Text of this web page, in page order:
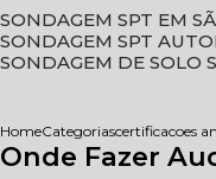
SONDAGEM SPT EM
SONDAGEM SPT
SONDAGEM DE SOLO
HomeCategoriascertificacoes
Onde Fazer